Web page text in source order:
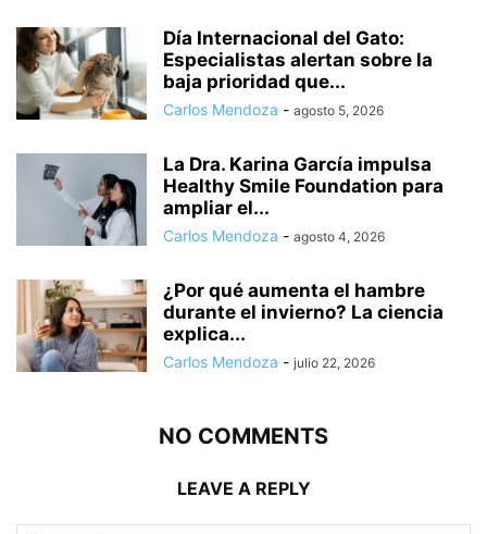
Día Internacional del Gato:
Especialistas alertan sobre la
baja prioridad que...
Carlos Mendoza - agosto 5, 2026
La Dra. Karina García impulsa
Healthy Smile Foundation para
ampliar el...
Carlos Mendoza - agosto 4, 2026
¿Por qué aumenta el hambre
durante el invierno? La ciencia
explica...
Carlos Mendoza - julio 22, 2026
NO COMMENTS
LEAVE A REPLY